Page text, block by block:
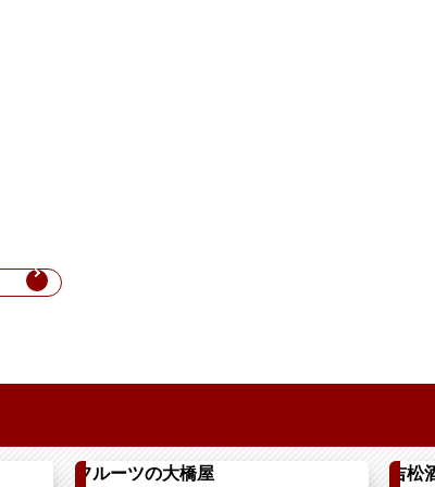
フルーツの大橋屋 吉松